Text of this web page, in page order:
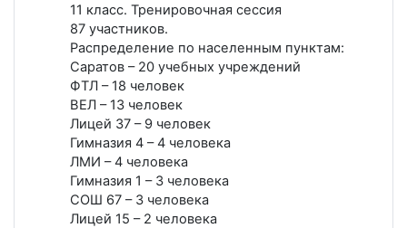
11 класс. Тренировочная сессия
87 участников.
Распределение по населенным пунктам:
Саратов – 20 учебных учреждений
ФТЛ – 18 человек
ВЕЛ – 13 человек
Лицей 37 – 9 человек
Гимназия 4 – 4 человека
ЛМИ – 4 человека
Гимназия 1 – 3 человека
СОШ 67 – 3 человека
Лицей 15 – 2 человека